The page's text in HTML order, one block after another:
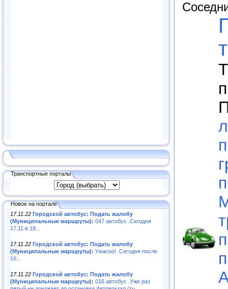
Транспортные порталы
Новое на портале
17.11.22 Городской автобус: Подать жалобу
(Муниципальные маршруты): 047 автобус .Сегодня
17.11 в 18...
17.11.22 Городской автобус: Подать жалобу
(Муниципальные маршруты): Ужасно! .Сегодня после
16:..
17.11.22 Городской автобус: Подать жалобу
(Муниципальные маршруты): 016 автобус .Уже раз